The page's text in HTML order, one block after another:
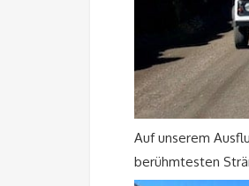
Auf unserem
berühmtesten